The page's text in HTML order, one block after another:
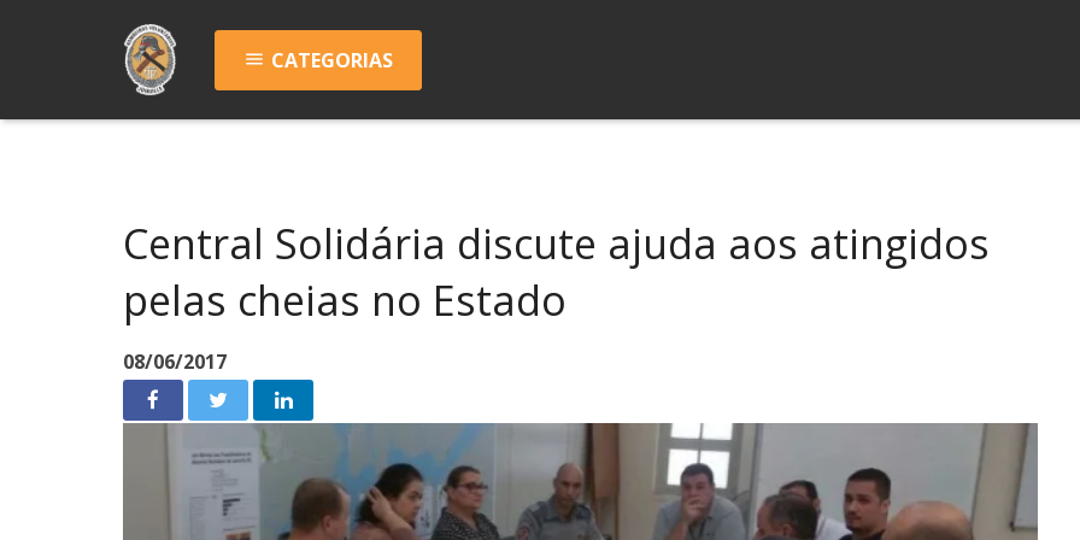
menu CATEGORIAS
Central Solidária discute ajuda aos atingidos
pelas cheias no Estado
08/06/2017